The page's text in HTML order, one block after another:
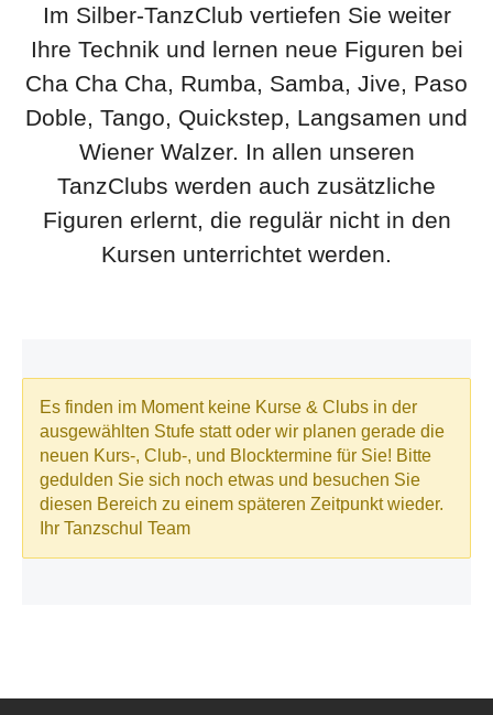
Im Silber-TanzClub vertiefen Sie weiter
Ihre Technik und lernen neue Figuren bei
Cha Cha Cha, Rumba, Samba, Jive, Paso
Doble, Tango, Quickstep, Langsamen und
Wiener Walzer. In allen unseren
TanzClubs werden auch zusätzliche
Figuren erlernt, die regulär nicht in den
Kursen unterrichtet werden.